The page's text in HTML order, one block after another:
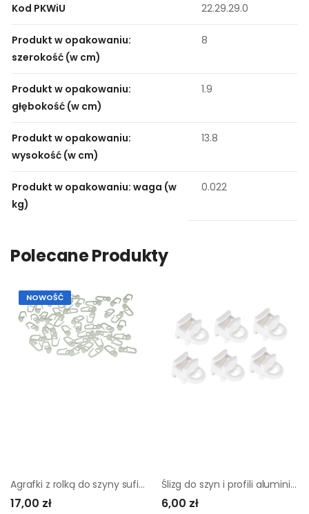
Kod PKWiU 22.29.29.0
Produkt w opakowaniu:
szerokość (w cm)
8
Produkt w opakowaniu:
głębokość (w cm)
1.9
Produkt w opakowaniu:
wysokość (w cm)
13.8
Produkt w opakowaniu: waga (w
kg)
0.022
Polecane Produkty
NOWOŚĆ
Agrafki z rolką do szyny sufitowej 50 szt. Inspire
17,00 zł
Ślizg do szyn i profili aluminiowych do agrafki lub żabki 20 szt.
6,00 zł